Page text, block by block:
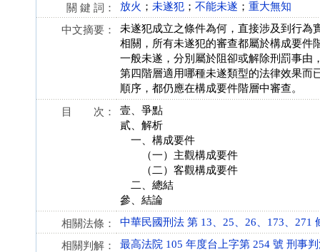
關 鍵 詞：
放火 ； 未遂犯 ； 不能未遂 ； 重大無知
中文摘要：
未遂犯成立之條件為何，直接涉及到行為
相關，所有未遂犯的審查都屬於構成要件
一般未遂，分別屬於阻卻或解除刑罰事由
第四階層適用哪種未遂類型的法律效果而
順序，都仍應在構成要件階層中審查。
目 次：
壹、爭點
貳、解析
一、構成要件
（一）主觀構成要件
（二）客觀構成要件
二、總結
參、結論
相關法條： 中華民國刑法 第 13、25、26、173、271
相關判解：
最高法院 105 年度台上字第 254 號 刑事